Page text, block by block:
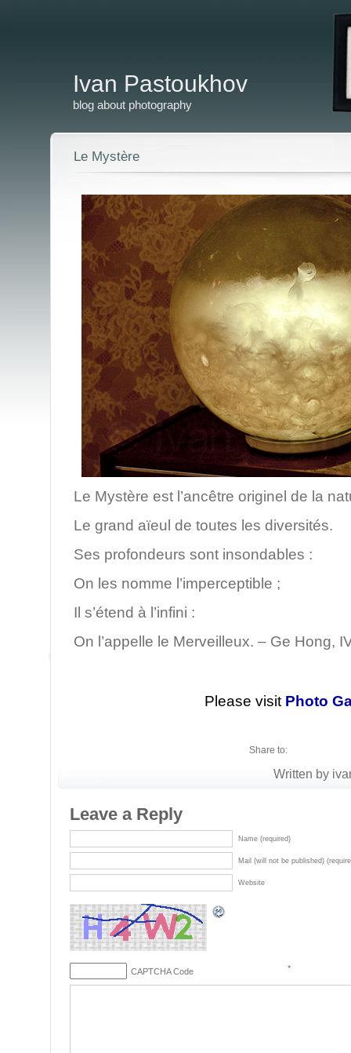
Ivan Pastoukhov
blog about photography
Le Mystère
Le Mystère est l’ancêtre originel de la
Le grand aïeul de toutes les diversités.
Ses profondeurs sont insondables :
On les nomme l’imperceptible ;
Il s’étend à l’infini :
On l’appelle le Merveilleux. – Ge Hong,
Please visit Photo
Share to:
Written by
Leave a Reply
Name (required)
Mail (will not be published)
Website
CAPTCHA Code *